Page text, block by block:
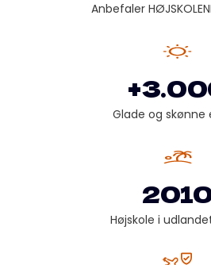
Anbefaler
Glade og skønne
Højskole i